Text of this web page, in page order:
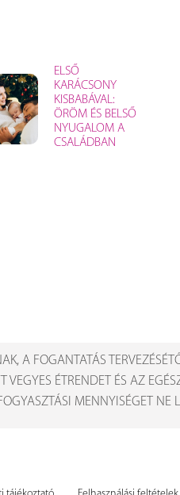
ELSŐ
KARÁCSONY
KISBABÁVAL:
ÖRÖM ÉS BELSŐ
NYUGALOM A
CSALÁDBAN
A FOGANTATÁS
ÉTRENDET ÉS AZ
MENNYISÉGET NE